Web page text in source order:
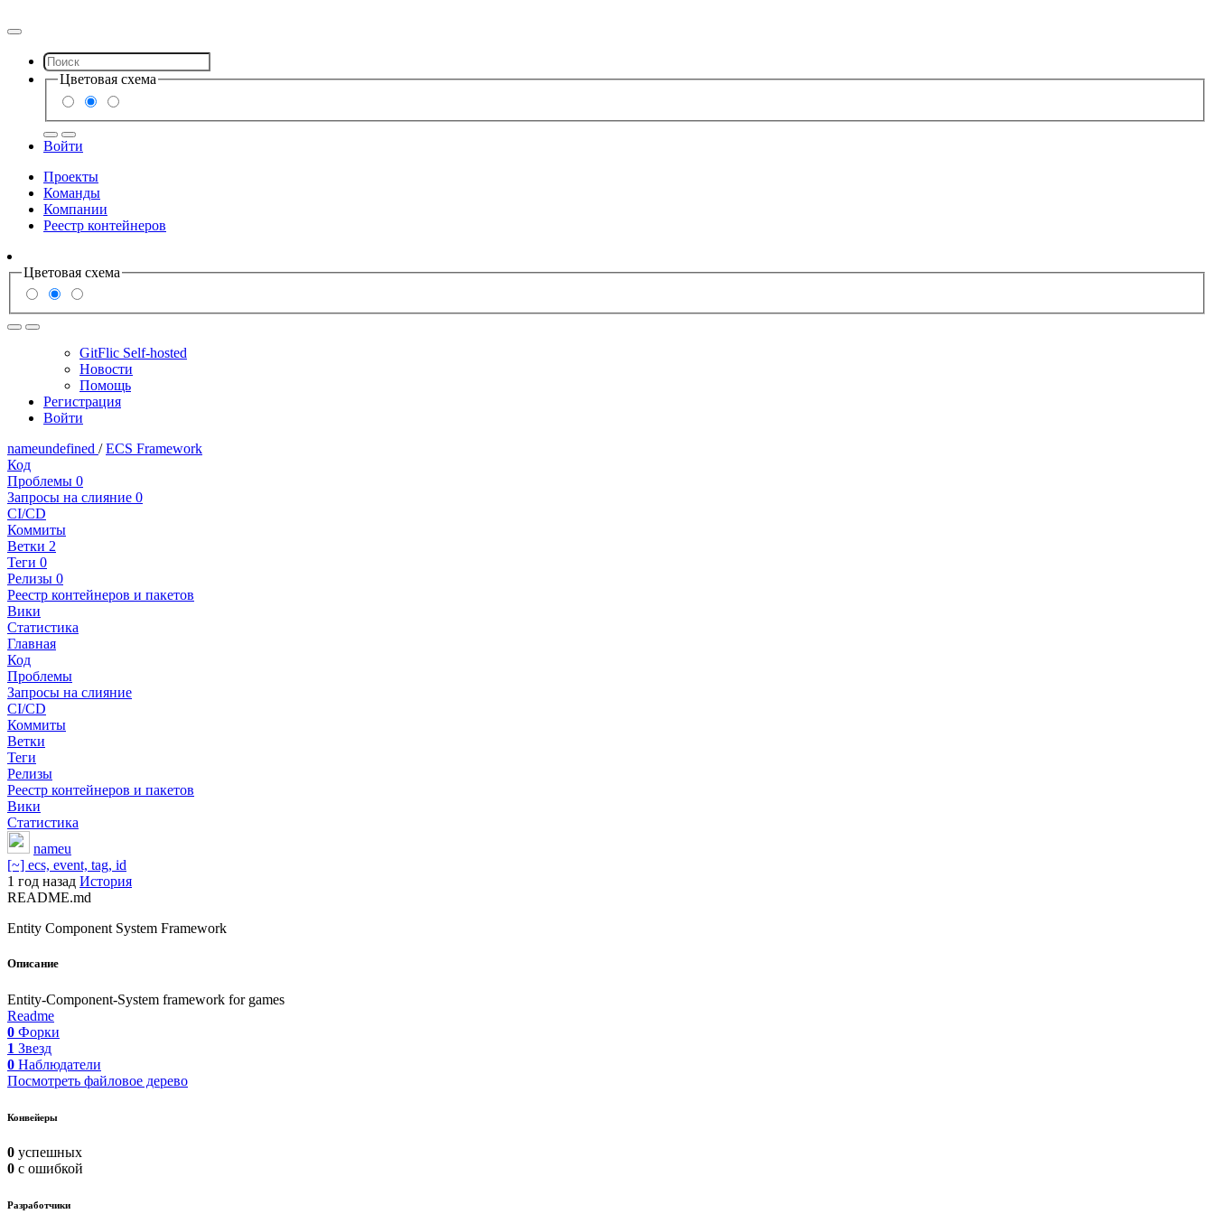
Цветовая схема
Войти
Проекты
Команды
Компании
Реестр контейнеров
Цветовая схема
GitFlic Self-hosted
Новости
Помощь
Регистрация
Войти
nameundefined / ECS Framework
Код
Проблемы 0
Запросы на слияние 0
CI/CD
Коммиты
Ветки 2
Теги 0
Релизы 0
Реестр контейнеров и пакетов
Вики
Статистика
Главная
Код
Проблемы
Запросы на слияние
CI/CD
Коммиты
Ветки
Теги
Релизы
Реестр контейнеров и пакетов
Вики
Статистика
nameu
[~] ecs, event, tag, id
1 год назад История
README.md
Entity Component System Framework
Описание
Entity-Component-System framework for games
Readme
0 Форки
1 Звезд
0 Наблюдатели
Посмотреть файловое дерево
Конвейеры
0 успешных
0 с ошибкой
Разработчики